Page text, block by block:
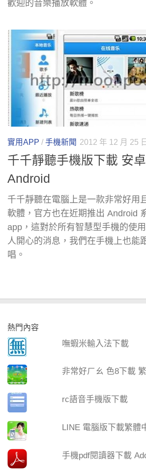
歡迎的音樂播放軟體。
實用APP / 手機新聞 2012 年 12 月 25 日
千千靜聽手機版下載 安
Android
千千靜聽在電腦上是一款非常好用
軟體，官方也在近期推出 Android
app，這對於所有智慧型手機的使
人開心的消息，我們在手機上也能
唱。
熱門內容
嘸蝦米輸入法下載
非常好ㄏㄠ 色8下載
rc語音手機版下載
LINE 電腦版下載繁體
手機pdf閱讀器下載